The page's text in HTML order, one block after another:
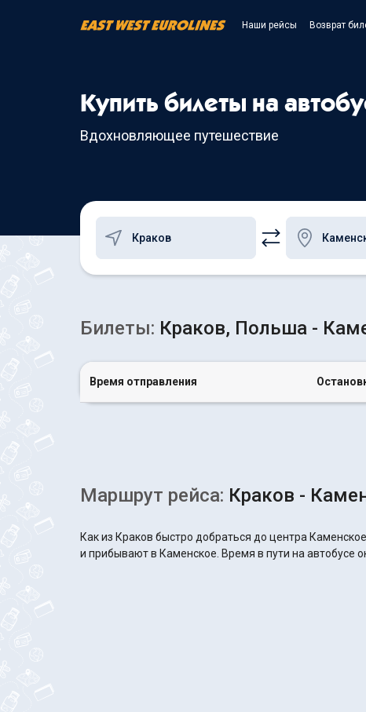
Наши рейсы Возврат
Купить билеты на
Вдохновляющее путешествие
Билеты: Краков, Польша -
Время отправления
Маршрут рейса: Краков -
Как из Краков быстро добраться до центра
и прибывают в Каменское. Время в пути на автобусе